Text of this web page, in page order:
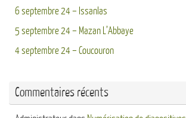
6 septembre 24 – Issanlas
5 septembre 24 – Mazan L’Abbaye
4 septembre 24 – Coucouron
Commentaires récents